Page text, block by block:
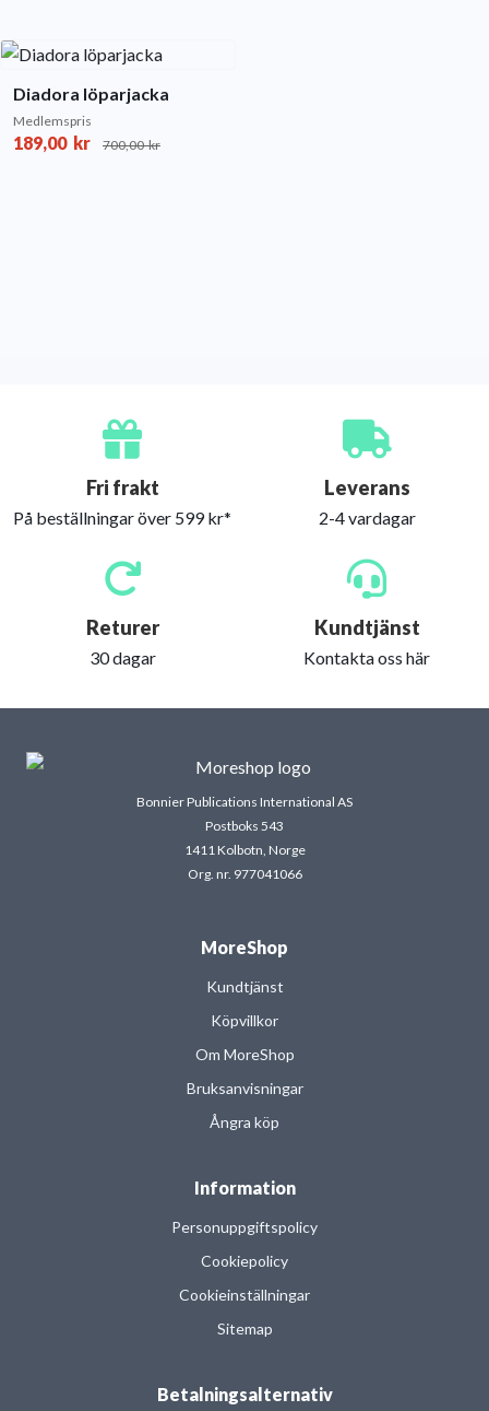
Diadora löparjacka
Medlemspris
189,00 kr 700,00kr
Fri frakt
På beställningar över 599 kr*
Leverans
2-4 vardagar
Returer
30 dagar
Kundtjänst
Kontakta oss här
Bonnier Publications International AS
Postboks 543
1411 Kolbotn, Norge
Org. nr. 977041066
MoreShop
Kundtjänst
Köpvillkor
Om MoreShop
Bruksanvisningar
Ångra köp
Information
Personuppgiftspolicy
Cookiepolicy
Cookieinställningar
Sitemap
Betalningsalternativ